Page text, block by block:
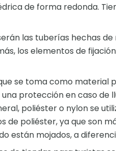
de forma redonda.
las tuberías hechas de
los elementos de
se toma como material
protección en caso de
poliéster o nylon se
poliéster, ya que son
están mojados, a